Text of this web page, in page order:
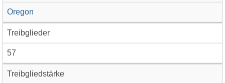
Oregon
Treibglieder
57
Treibgliedstärke